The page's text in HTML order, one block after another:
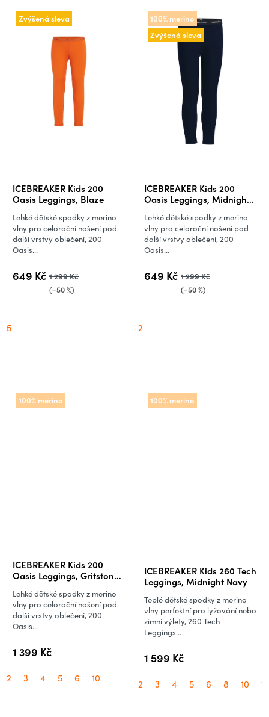
Zvýšená sleva
ICEBREAKER Kids 200
Oasis Leggings, Blaze
649 Kč 1 299 Kč
(–50 %)
Lehké dětské spodky z merino
vlny pro celoroční nošení pod
další vrstvy oblečení, 200
Oasis...
5
100% merino
Zvýšená sleva
ICEBREAKER Kids 200
Oasis Leggings, Midnight
649 Kč 1 299 Kč
(–50 %)
Lehké dětské spodky z merino
vlny pro celoroční nošení pod
další vrstvy oblečení, 200
Oasis...
2
100% merino
ICEBREAKER Kids 200
Oasis Leggings, Gritstone
hodnocení
produktu
je
5,0
5
1 399 Kč
Lehké dětské spodky z merino
vlny pro celoroční nošení pod
další vrstvy oblečení, 200
Oasis...
2 3 4 5 6 10
100% merino
ICEBREAKER Kids 260 Tech
Leggings, Midnight Navy
1 599 Kč
Teplé dětské spodky z merino
vlny perfektní pro lyžování nebo
zimní výlety, 260 Tech
Leggings...
2 3 4 5 6 8 10 12